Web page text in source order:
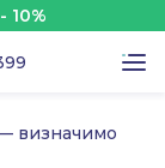
визначимо